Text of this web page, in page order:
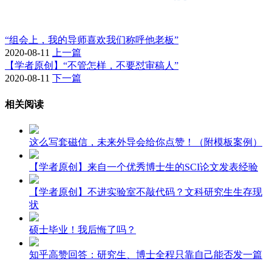
“组会上，我的导师喜欢我们称呼他老板”
2020-08-11 上一篇
【学者原创】“不管怎样，不要怼审稿人”
2020-08-11 下一篇
相关阅读
这么写套磁信，未来外导会给你点赞！（附模板案例）
【学者原创】来自一个优秀博士生的SCI论文发表经验
【学者原创】不进实验室不敲代码？文科研究生生存现
状
硕士毕业！我后悔了吗？
知乎高赞回答：研究生、博士全程只靠自己能否发一篇